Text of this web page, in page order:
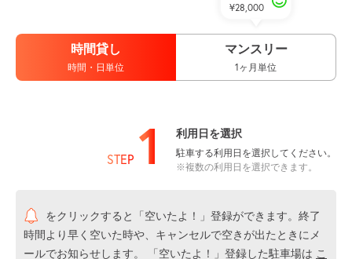
時間貸し
時間・日単位
¥28,000
マンスリー
1ヶ月単位
STEP 1 利用日を選択
駐車する利用日を選択してください。
※複数の利用日を選択できます。
をクリックすると「空いたよ！」登録ができます。終了
時間より早く空いた時や、キャンセルで空きが出たときにメ
ールでお知らせします。 「空いたよ！」登録した駐車場は こ